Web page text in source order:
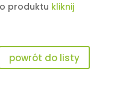
produktu kliknij
powrót do listy